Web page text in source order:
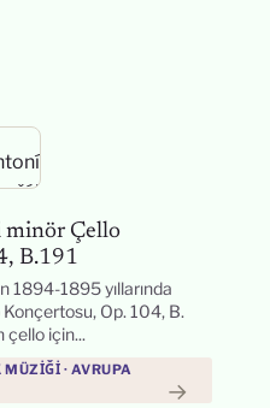
minör Çello
B.191
1894-1895 yıllarında
Op. 104, B.
çello için...
· AVRUPA
→